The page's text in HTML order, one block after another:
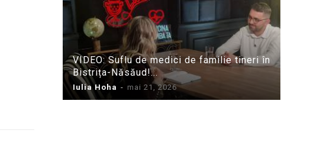
VIDEO: Suflu de medici de familie tineri în
Bistrița-Năsăud!...
Iulia Hoha - mai 21, 2026